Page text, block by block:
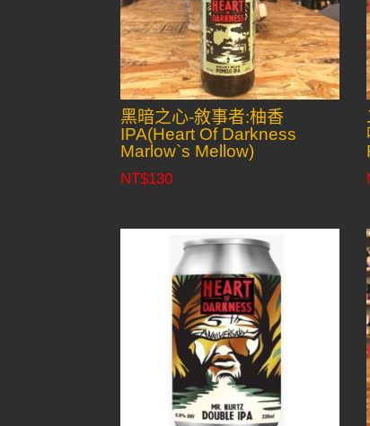
黑暗之心-敘事者:柚香
IPA(Heart Of Darkness
Marlow`s Mellow)
NT$130